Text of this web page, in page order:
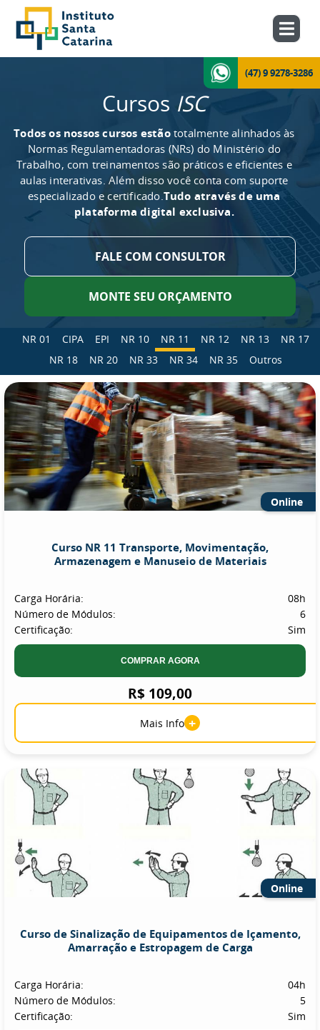
(47) 9 9278-3286
Cursos ISC
Todos os nossos cursos estãototalmente alinhados às
Normas Regulamentadoras (NRs) do Ministério do
Trabalho, com treinamentos são práticos e eficientes e
aulas interativas. Além disso você conta com suporte
especializado e certificado.Tudo através de uma
plataforma digital exclusiva.
FALE COM CONSULTOR
MONTE SEU ORÇAMENTO
NR 01 CIPA EPI NR 10 NR 11 NR 12 NR 13
NR 17
NR 18
NR 20 NR 33 NR 34 NR 35 Outros
Online
Curso NR 11 Transporte, Movimentação,
Armazenagem e Manuseio de Materiais
Carga Horária:
08h
Número de Módulos:
6
Certificação:
Sim
COMPRAR AGORA
R$ 109,00
Mais Info +
Online
Curso de Sinalização de Equipamentos de Içamento,
Amarração e Estropagem de Carga
Carga Horária:
04h
Número de Módulos:
5
Certificação:
Sim